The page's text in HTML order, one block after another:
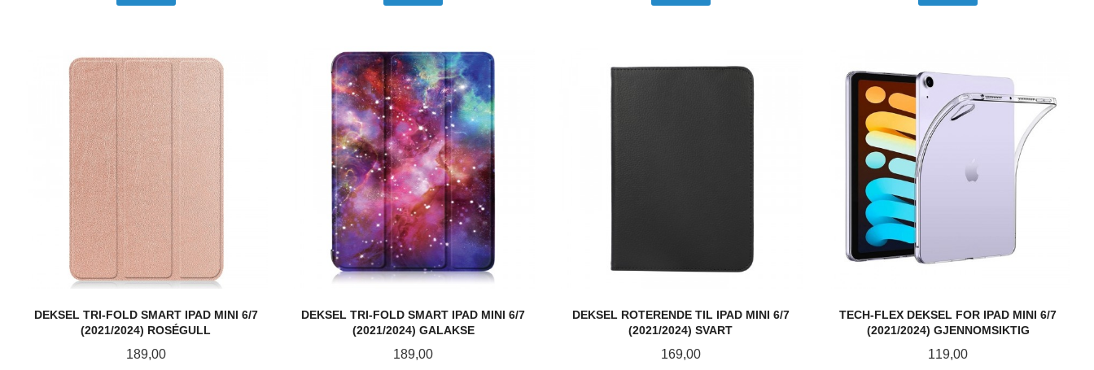
DEKSEL TRI-FOLD SMART IPAD MINI 6/7
(2021/2024) ROSÉGULL
Pris
189,00
DEKSEL TRI-FOLD SMART IPAD MINI 6/7
(2021/2024) GALAKSE
Pris
189,00
DEKSEL ROTERENDE TIL IPAD MINI 6/7
(2021/2024) SVART
Pris
169,00
TECH-FLEX DEKSEL FOR IPAD MINI 6/7
(2021/2024) GJENNOMSIKTIG
Pris
119,00